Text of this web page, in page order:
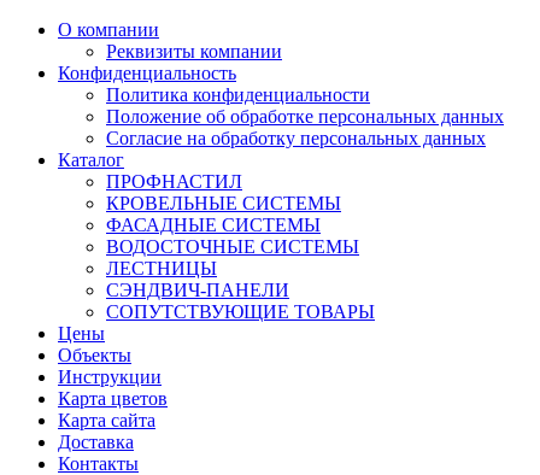
О компании
Реквизиты компании
Конфиденциальность
Политика конфиденциальности
Положение об обработке персональных данных
Согласие на обработку персональных данных
Каталог
ПРОФНАСТИЛ
КРОВЕЛЬНЫЕ СИСТЕМЫ
ФАСАДНЫЕ СИСТЕМЫ
ВОДОСТОЧНЫЕ СИСТЕМЫ
ЛЕСТНИЦЫ
СЭНДВИЧ-ПАНЕЛИ
СОПУТСТВУЮЩИЕ ТОВАРЫ
Цены
Объекты
Инструкции
Карта цветов
Карта сайта
Доставка
Контакты